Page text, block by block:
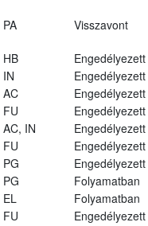
PA Visszavont
HB Engedélyezett
IN Engedélyezett
AC Engedélyezett
FU Engedélyezett
AC, IN Engedélyezett
FU Engedélyezett
PG Engedélyezett
PG Folyamatban
EL Folyamatban
FU Engedélyezett